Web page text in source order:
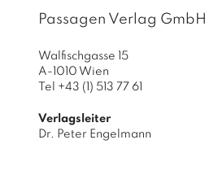
Passagen Verlag GmbH
Walfischgasse 15
A-1010 Wien
Tel +43 (1) 513 77 61
Verlagsleiter
Dr. Peter Engelmann